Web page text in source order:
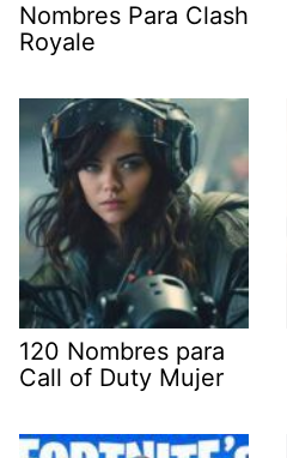
Nombres Para Clash
Royale
120 Nombres para
Call of Duty Mujer